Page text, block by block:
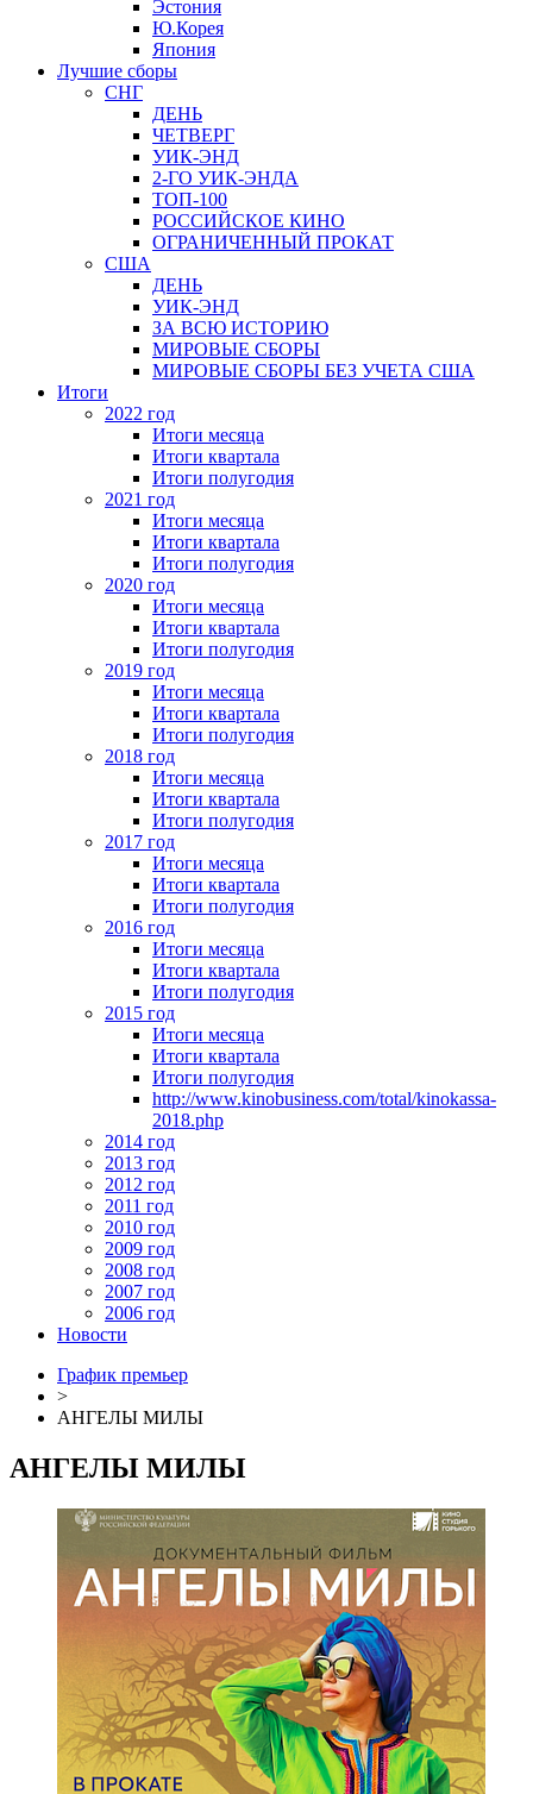
Эстония
Ю.Корея
Япония
Лучшие сборы
СНГ
ДЕНЬ
ЧЕТВЕРГ
УИК-ЭНД
2-ГО УИК-ЭНДА
ТОП-100
РОССИЙСКОЕ КИНО
ОГРАНИЧЕННЫЙ ПРОКАТ
США
ДЕНЬ
УИК-ЭНД
ЗА ВСЮ ИСТОРИЮ
МИРОВЫЕ СБОРЫ
МИРОВЫЕ СБОРЫ БЕЗ УЧЕТА США
Итоги
2022 год
Итоги месяца
Итоги квартала
Итоги полугодия
2021 год
Итоги месяца
Итоги квартала
Итоги полугодия
2020 год
Итоги месяца
Итоги квартала
Итоги полугодия
2019 год
Итоги месяца
Итоги квартала
Итоги полугодия
2018 год
Итоги месяца
Итоги квартала
Итоги полугодия
2017 год
Итоги месяца
Итоги квартала
Итоги полугодия
2016 год
Итоги месяца
Итоги квартала
Итоги полугодия
2015 год
Итоги месяца
Итоги квартала
Итоги полугодия
http://www.kinobusiness.com/total/kinokassa-
2018.php
2014 год
2013 год
2012 год
2011 год
2010 год
2009 год
2008 год
2007 год
2006 год
Новости
График премьер
>
АНГЕЛЫ МИЛЫ
АНГЕЛЫ МИЛЫ